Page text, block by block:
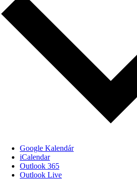
Google Kalendár
iCalendar
Outlook 365
Outlook Live